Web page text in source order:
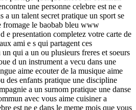
une personne celebre est ne e
a un talent secret pratique un sport se
fromage le baobab bleu www
e presentation completez votre carte de
ami e s qui partagent ces
qui a un ou plusieurs freres et soeurs
d un instrument a vecu dans une
aime ecouter de la musique aime
des enfants pratique une discipline
a un surnom pratique une danse
avec vous aime cuisiner a
est ne e dans le meme mois que vous